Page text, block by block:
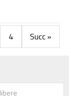
4 Succ »